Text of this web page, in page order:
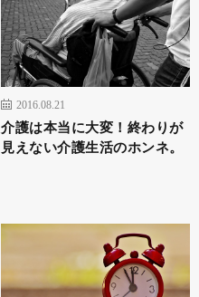
2016.08.21
介護は本当に大変！終わりが
見えない介護生活のホンネ。